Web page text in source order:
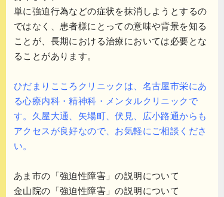
単に強迫行為などの症状を抹消しようとするの
ではなく、患者様にとっての意味や背景を知る
ことが、長期における治療においては必要とな
ることがあります。
ひだまりこころクリニックは、名古屋市栄にあ
る心療内科・精神科・メンタルクリニックで
す。久屋大通、矢場町、伏見、広小路通からも
アクセスが良好なので、お気軽にご相談くださ
い。
あま市の「強迫性障害」の説明について
金山院の「強迫性障害」の説明について